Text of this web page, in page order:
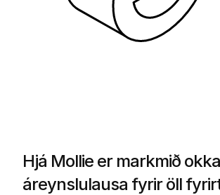
Hjá Mollie er markmið
áreynslulausa fyrir öll